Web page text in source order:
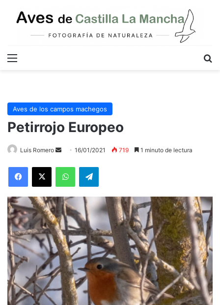
Menú
Aves de los campos machegos
Petirrojo Europeo
Luis Romero
Send
email
16/01/2021 719 1 minuto de lectura
WhatsAppTelegram